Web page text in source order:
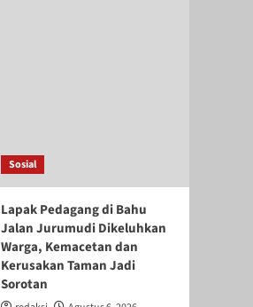
Sosial
Lapak Pedagang di Bahu
Jalan Jurumudi Dikeluhkan
Warga, Kemacetan dan
Kerusakan Taman Jadi
Sorotan